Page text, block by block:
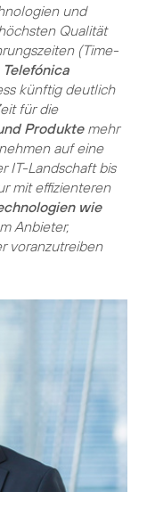
und
Qualität
(Time-
Telefónica
künftig deutlich
für die
Produktemehr
auf eine
IT-Landschaft bis
mit effizienteren
wie
Anbieter,
voranzutreiben